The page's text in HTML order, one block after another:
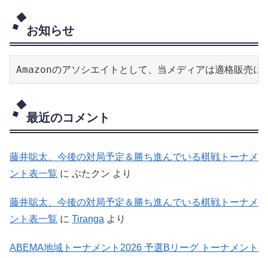
お知らせ
Amazonのアソシエイトとして、当メディアは適格販売に
最近のコメント
藤井聡太、今後の対局予定＆勝ち進んでいる棋戦トーナメ
ント表一覧 に ぶたクン より
藤井聡太、今後の対局予定＆勝ち進んでいる棋戦トーナメ
ント表一覧 に Tiranga より
ABEMA地域トーナメント2026 予選Bリーグ トーナメント